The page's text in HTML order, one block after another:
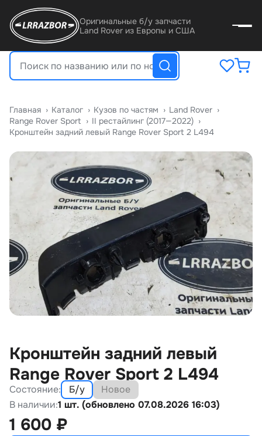
Оригинальные б/у запчасти
Land Rover из Европы и США
Главная › Катало › Кузов по частям › Land Rover ›
Range Rover Sport › II рестайлинг (2017—2022) ›
Кронштейн задний левый Range Rover Sport 2 L494
Кронштейн задний левый
Range Rover Sport 2 L494
Состояние: Б/у
Новое
В наличии:1 шт. (обновлено 07.08.2026 16:03)
1 600 ₽